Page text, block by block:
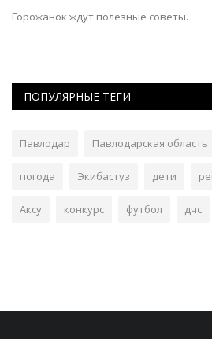
Горожанок ждут полезные советы.
ПОПУЛЯРНЫЕ ТЕГИ
Павлодар Павлодарская область
погода Экибастуз дети
Аксу конкурс футбол дчс